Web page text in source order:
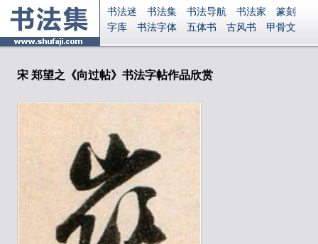
书法迷 书法集 书法导航 书法家
篆刻
字库
书法字体 五体书 古风书
甲骨文
集字
字形 大字 篆刻之家
起名
识字 英语 印章
Ai矢量
安全网站
显广告
宋 郑望之《向过帖》书法字帖作品欣赏